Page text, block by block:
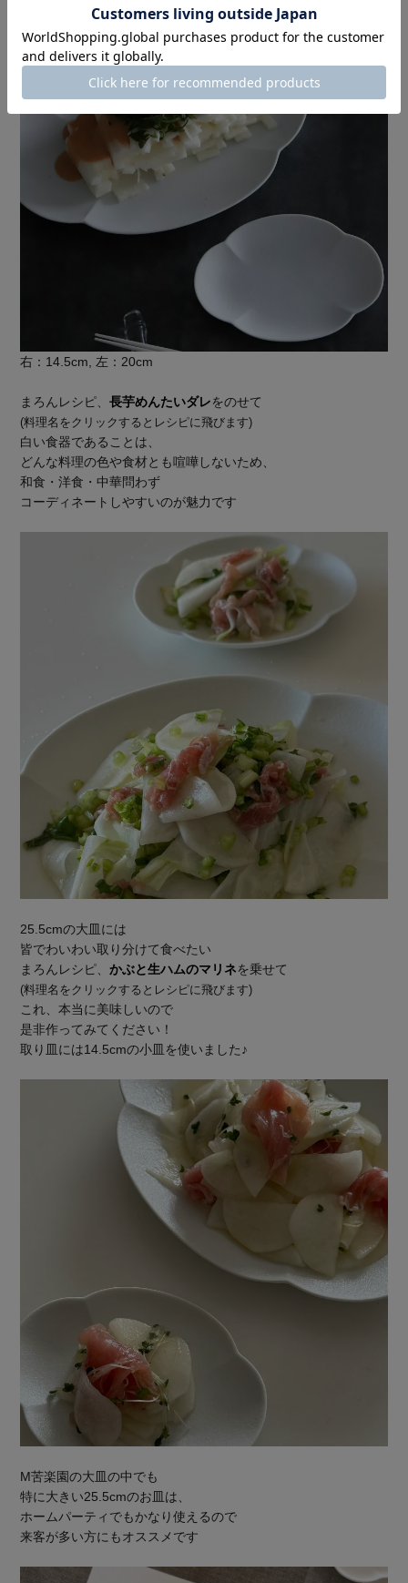
右：14.5cm, 左：20cm
まろんレシピ、長芋めんたいダレをのせて
(料理名をクリックするとレシピに飛びます)
白い食器であることは、
どんな料理の色や食材とも喧嘩しないため、
和食・洋食・中華問わず
コーディネートしやすいのが魅力です
25.5cmの大皿には
皆でわいわい取り分けて食べたい
まろんレシピ、かぶと生ハムのマリネを乗せて
(料理名をクリックするとレシピに飛びます)
これ、本当に美味しいので
是非作ってみてください！
取り皿には14.5cmの小皿を使いました♪
M苦楽園の大皿の中でも
特に大きい25.5cmのお皿は、
ホームパーティでもかなり使えるので
来客が多い方にもオススメです